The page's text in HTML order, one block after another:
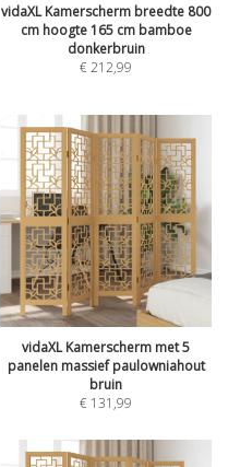
vidaXL Kamerscherm breedte 800
cm hoogte 165 cm bamboe
donkerbruin
€212,99
vidaXL Kamerscherm met 5
panelen massief paulowniahout
bruin
€ 131,99